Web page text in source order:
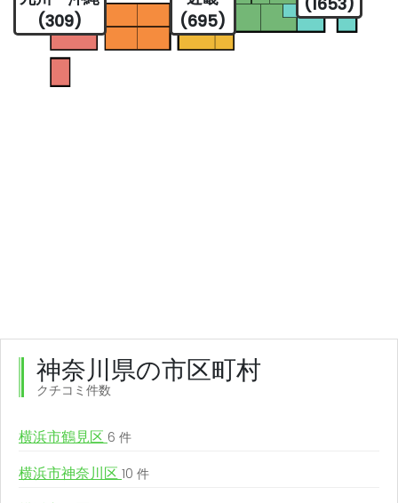
(695)
(309)
神奈川県の市区町村
クチコミ件数
横浜市鶴見区 6 件
横浜市神奈川区 10 件